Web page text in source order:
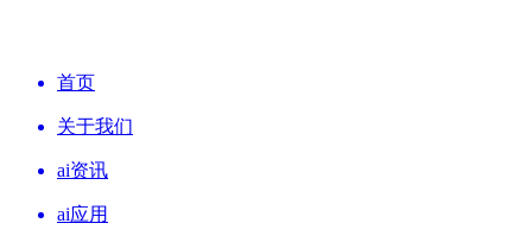
首页
关于我们
ai资讯
ai应用